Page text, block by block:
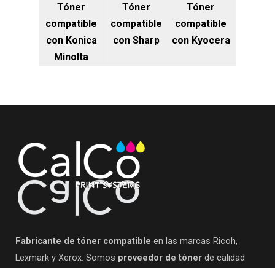
Tóner
compatible
con Konica
Minolta
Tóner
compatible
con Sharp
Tóner
compatible
con Kyocera
Fabricante de tóner compatible en las marcas Ricoh,
Lexmark y Xerox. Somos proveedor de tóner de calidad